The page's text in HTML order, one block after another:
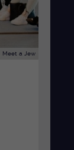
Meet a Jew